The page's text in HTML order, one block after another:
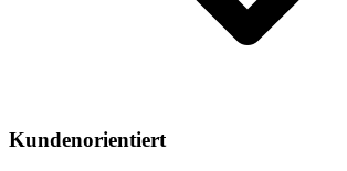
Kundenorientiert